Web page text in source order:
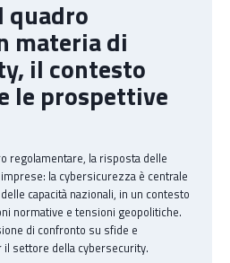
materia di
il contesto
le prospettive
regolamentare, la risposta delle
la cybersicurezza è centrale
capacità nazionali, in un contesto
normative e tensioni geopolitiche.
di confronto su sfide e
settore della cybersecurity.